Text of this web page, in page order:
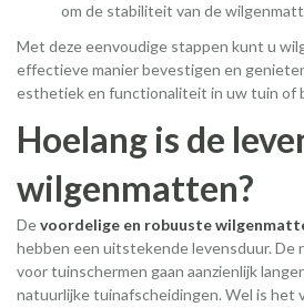
om de stabiliteit van de
Met deze eenvoudige stappen kunt u
effectieve manier bevestigen en
esthetiek en functionaliteit in uw tuin of
Hoelang is de
wilgenmatten?
Devoordelige en robuuste
hebben een uitstekende levensduur. De
voor tuinschermen gaan aanzienlijk
natuurlijke tuinafscheidingen. Wel is het